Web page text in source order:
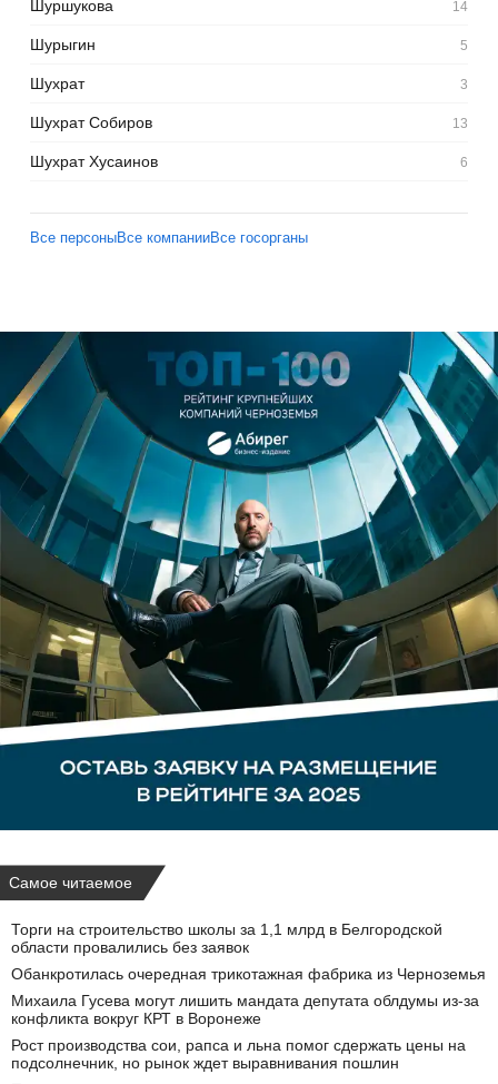
Шуршукова 14
Шурыгин 5
Шухрат 3
Шухрат Собиров 13
Шухрат Хусаинов 6
Все персоныВсе компанииВсе госорганы
Самое читаемое
Торги на строительство школы за 1,1 млрд в Белгородской
области провалились без заявок
Обанкротилась очередная трикотажная фабрика из Черноземья
Михаила Гусева могут лишить мандата депутата облдумы из‑за
конфликта вокруг КРТ в Воронеже
Рост производства сои, рапса и льна помог сдержать цены на
подсолнечник, но рынок ждет выравнивания пошлин